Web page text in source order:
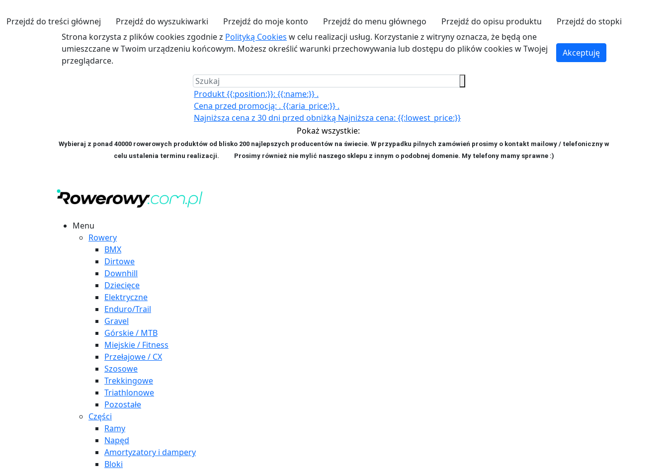
Przejdź do treści głównej Przejdź do wyszukiwarki Przejdź do moje konto Przejdź do menu głównego Przejdź do opisu produktu
Przejdź do stopki
Strona korzysta z plików cookies zgodnie z Polityką Cookies w celu realizacji usług. Korzystanie z witryny oznacza, że będą one
umieszczane w Twoim urządzeniu końcowym. Możesz określić warunki przechowywania lub dostępu do plików cookies w Twojej
przeglądarce.
Akceptuję
Produkt {{:position:}}: {{:name:}} .
Cena przed promocją: . {{:aria_price:}} .
Najniższa cena z 30 dni przed obniżką Najniższa cena: {{:lowest_price:}}
Pokaż wszystkie:
Wybieraj z ponad 40000 rowerowych produktów od blisko 200 najlepszych producentów na świecie. W przypadku pilnych zamówień prosimy o kontakt mailowy / telefoniczny w
celu ustalenia terminu realizacji. Prosimy również nie mylić naszego sklepu z innym o podobnej domenie. My telefony mamy sprawne :)
Menu
Rowery
BMX
Dirtowe
Downhill
Dziecięce
Elektryczne
Enduro/Trail
Gravel
Górskie / MTB
Miejskie / Fitness
Przełajowe / CX
Szosowe
Trekkingowe
Triathlonowe
Pozostałe
Części
Ramy
Napęd
Amortyzatory i dampery
Bloki